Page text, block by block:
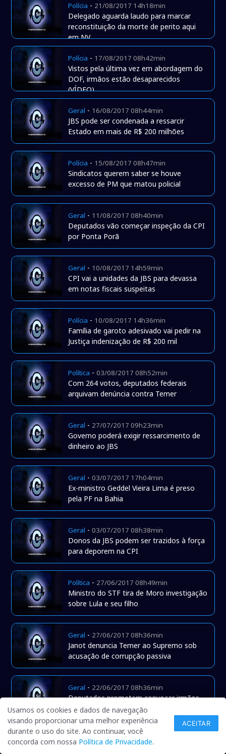
Polícia - 21/08/2017 14h18min
Delegado aguarda laudo para marcar
reconstituição da morte de perito aqui
em NV
Polícia - 17/08/2017 08h42min
Vistos pela última vez em abordagem do
DOF, irmãos estão desaparecidos
(VÍDEO)
Geral - 16/08/2017 08h44min
JBS pode ser condenada a ressarcir
Estado em mais de R$ 200 milhões
Polícia - 15/08/2017 08h47min
Sindicatos querem saber se houve
excesso de PM que matou policial
Geral - 11/08/2017 08h40min
Deputados vão começar inspeção da CPI
por Ponta Porã
Geral - 10/08/2017 14h59min
CPI vai a unidades da JBS para devassa
em notas fiscais suspeitas
Polícia - 10/08/2017 14h36min
Família de garoto adesivado vai pedir na
Justiça indenização de R$ 200 mil
Política -03/08/2017 08h52min
Com 264 votos, deputados federais
arquivam denúncia contra Temer
Geral - 27/07/2017 09h23min
Governo poderá exigir ressarcimento de
dinheiro ao JBS
Geral -03/07/2017 17h04min
Ex-ministro Geddel Vieira Lima é preso
pela PF na Bahia
Geral -03/07/2017 08h38min
Donos da JBS podem ser trazidos à força
para deporem na CPI
Política - 27/06/2017 08h49min
Ministro do STF tira de Moro investigação
sobre Lula e seu filho
Geral - 27/06/2017 08h36min
Janot denuncia Temer ao Supremo sob
acusação de corrupção passiva
Geral - 22/06/2017 08h36min
Deputados prometem convocar irmãos
Batista para depor em CPI da JBS
Geral-20/06/2017 08h56min
Usamos os cookies e dados de navegação
visando proporcionar uma melhor experiência
durante o uso do site. Ao continuar, você
concorda com nossa Política de Privacidade.
ACEITAR